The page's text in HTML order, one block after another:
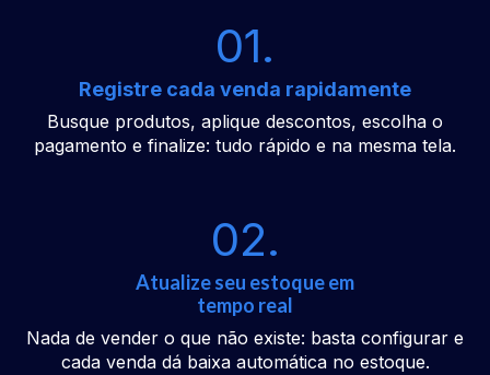
01.
Registre cada venda rapidamente
Busque produtos, aplique descontos, escolha o
pagamento e finalize: tudo rápido e na mesma tela.
02.
Atualize seu estoque em
tempo real
Nada de vender o que não existe: basta configurar e
cada venda dá baixa automática no estoque.